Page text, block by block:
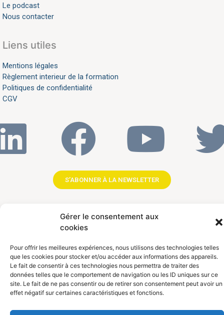
Gérer le consentement aux
cookies
Pour offrir les meilleures expériences, nous utilisons des technologies telles
que les cookies pour stocker et/ou accéder aux informations des appareils.
Le fait de consentir à ces technologies nous permettra de traiter des
données telles que le comportement de navigation ou les ID uniques sur ce
site. Le fait de ne pas consentir ou de retirer son consentement peut avoir un
effet négatif sur certaines caractéristiques et fonctions.
Le podcast
Nous contacter
Liens utiles
Mentions légales
Règlement interieur de la formation
Politiques de confidentialité
CGV
S’ABONNER À LA NEWSLETTER
04 11 93 86 40
Nos bureaux